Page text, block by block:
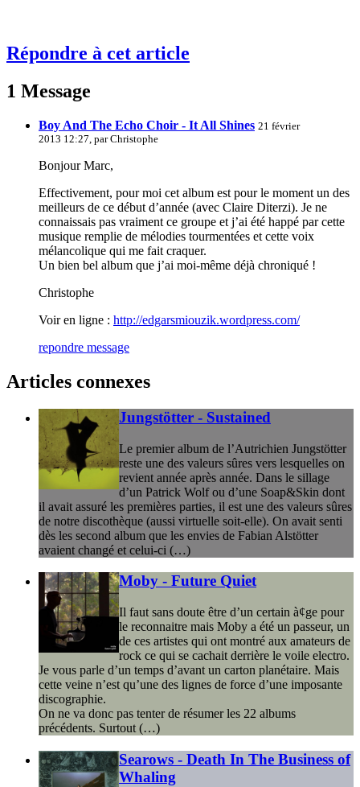
Répondre à cet article
1 Message
Boy And The Echo Choir - It All Shines 21 février
2013 12:27, parChristophe
Bonjour Marc,
Effectivement, pour moi cet album est pour le moment un des
meilleurs de ce début d’année (avec Claire Diterzi). Je ne
connaissais pas vraiment ce groupe et j’ai été happé par cette
musique remplie de mélodies tourmentées et cette voix
mélancolique qui me fait craquer.
Un bien bel album que j’ai moi-même déjà chroniqué !
Christophe
Voir en ligne : http://edgarsmiouzik.wordpress.com/
repondre message
Articles connexes
Jungstötter - Sustained
Le premier album de l’Autrichien Jungstötter
reste une des valeurs sûres vers lesquelles on
revient année après année. Dans le sillage
d’un Patrick Wolf ou d’une Soap&Skin dont
il avait assuré les premières parties, il est une des valeurs sûres
de notre discothèque (aussi virtuelle soit-elle). On avait senti
dès les second album que les envies de Fabian Alstötter
avaient changé et celui-ci (…)
Moby - Future Quiet
Il faut sans doute être d’un certain à¢ge pour
le reconnaitre mais Moby a été un passeur, un
de ces artistes qui ont montré aux amateurs de
rock ce qui se cachait derrière le voile electro.
Je vous parle d’un temps d’avant un carton planétaire. Mais
cette veine n’est qu’une des lignes de force d’une imposante
discographie.
On ne va donc pas tenter de résumer les 22 albums
précédents. Surtout (…)
Searows - Death In The Business of
Whaling